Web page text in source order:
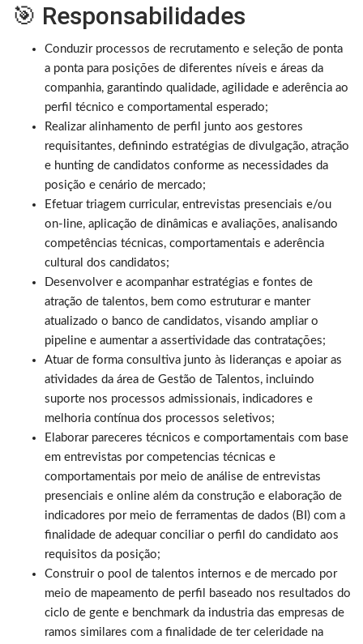
🎯 Responsabilidades
Conduzir processos de recrutamento e seleção de ponta
a ponta para posições de diferentes níveis e áreas da
companhia, garantindo qualidade, agilidade e aderência ao
perfil técnico e comportamental esperado;
Realizar alinhamento de perfil junto aos gestores
requisitantes, definindo estratégias de divulgação, atração
e hunting de candidatos conforme as necessidades da
posição e cenário de mercado;
Efetuar triagem curricular, entrevistas presenciais e/ou
on-line, aplicação de dinâmicas e avaliações, analisando
competências técnicas, comportamentais e aderência
cultural dos candidatos;
Desenvolver e acompanhar estratégias e fontes de
atração de talentos, bem como estruturar e manter
atualizado o banco de candidatos, visando ampliar o
pipeline e aumentar a assertividade das contratações;
Atuar de forma consultiva junto às lideranças e apoiar as
atividades da área de Gestão de Talentos, incluindo
suporte nos processos admissionais, indicadores e
melhoria contínua dos processos seletivos;
Elaborar pareceres técnicos e comportamentais com base
em entrevistas por competencias técnicas e
comportamentais por meio de análise de entrevistas
presenciais e online além da construção e elaboração de
indicadores por meio de ferramentas de dados (BI) com a
finalidade de adequar conciliar o perfil do candidato aos
requisitos da posição;
Construir o pool de talentos internos e de mercado por
meio de mapeamento de perfil baseado nos resultados do
ciclo de gente e benchmark da industria das empresas de
ramos similares com a finalidade de ter celeridade na